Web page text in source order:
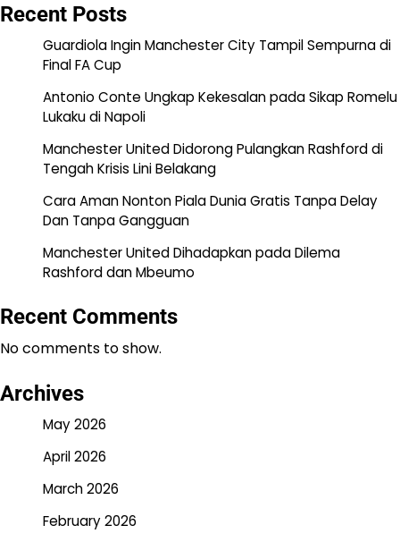
Recent Posts
Guardiola Ingin Manchester City Tampil Sempurna di
Final FA Cup
Antonio Conte Ungkap Kekesalan pada Sikap Romelu
Lukaku di Napoli
Manchester United Didorong Pulangkan Rashford di
Tengah Krisis Lini Belakang
Cara Aman Nonton Piala Dunia Gratis Tanpa Delay
Dan Tanpa Gangguan
Manchester United Dihadapkan pada Dilema
Rashford dan Mbeumo
Recent Comments
No comments to show.
Archives
May 2026
April 2026
March 2026
February 2026